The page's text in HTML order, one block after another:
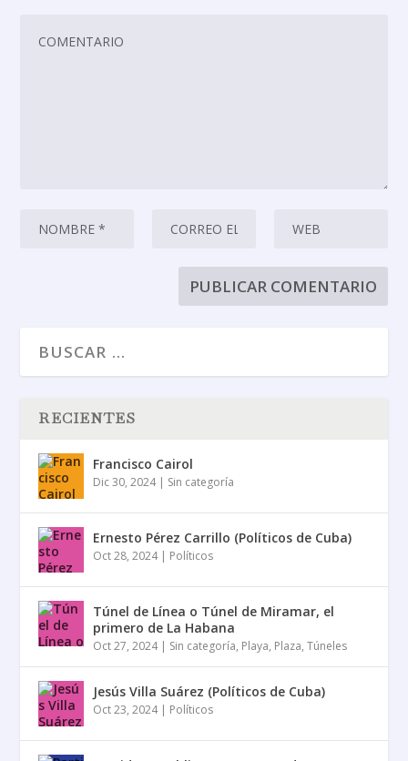
RECIENTES
Francisco Cairol
Dic 30, 2024| Sin categoría
Ernesto Pérez Carrillo (Políticos de Cuba)
Oct 28, 2024| Políticos
Túnel de Línea o Túnel de Miramar, el
primero de La Habana
Oct 27, 2024| Sin categoría, Playa, Plaza,Túneles
Jesús Villa Suárez (Políticos de Cuba)
Oct 23, 2024| Políticos